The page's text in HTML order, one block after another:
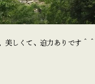
美しくて、迫力ありです＾＾